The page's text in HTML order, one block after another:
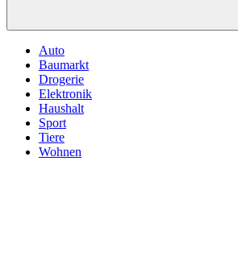
Auto
Baumarkt
Drogerie
Elektronik
Haushalt
Sport
Tiere
Wohnen